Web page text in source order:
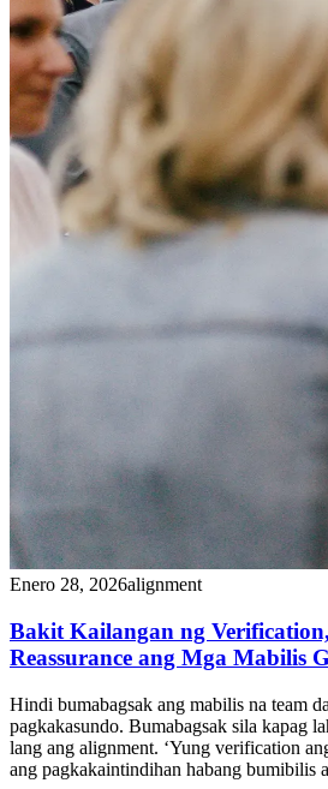
Enero 28, 2026alignment
Bakit Kailangan ng
Reassurance ang Mga Mabilis
Hindi bumabagsak ang mabilis na team
pagkakasundo. Bumabagsak sila kapag
lang ang alignment. ‘Yung verification
ang pagkakaintindihan habang bumibilis